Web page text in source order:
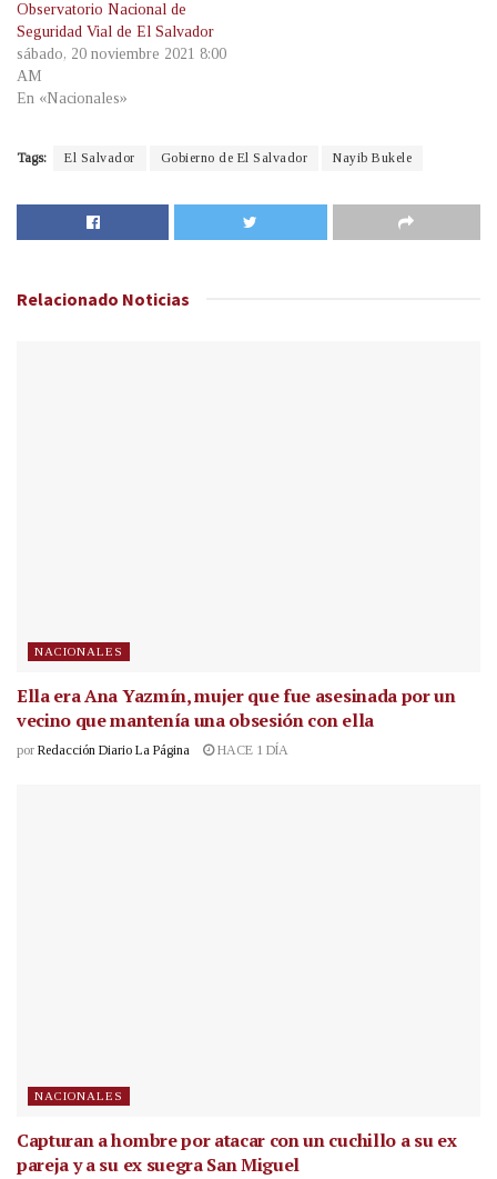
Observatorio Nacional de
Seguridad Vial de El Salvador
sábado, 20 noviembre 2021 8:00
AM
En «Nacionales»
Tags: El Salvador Gobierno de El Salvador Nayib Bukele
Relacionado Noticias
NACIONALES
Ella era Ana Yazmín, mujer que fue asesinada por un
vecino que mantenía una obsesión con ella
por Redacción Diario La Página HACE 1 DÍA
NACIONALES
Capturan a hombre por atacar con un cuchillo a su ex
pareja y a su ex suegra San Miguel